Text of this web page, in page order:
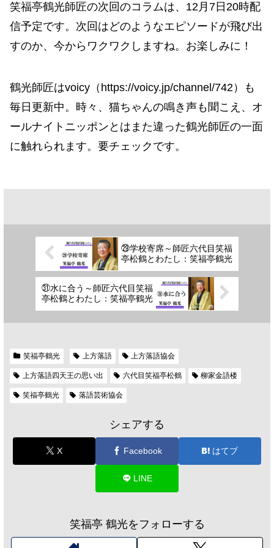
笑福亭鶴光師匠の次回のコラムは、12月7日20時配
信予定です。次回はどのようなエピソードが飛び出
すのか、今からワクワクしますね。お楽しみに！
鶴光師匠はvoicy（https://voicy.jp/channel/742）も
毎日更新中。時々、猫ちゃんの鳴き声も聞こえ、オ
ールナイトニッポンとはまた違った鶴光師匠の一面
に触れられます。要チェックです。
㉙学校寄席～師匠六代目笑福
亭松鶴とわたし：笑福亭鶴光
㉛水に合う～師匠六代目笑福
亭松鶴とわたし：笑福亭鶴光
笑福亭鶴光 上方落語 上方落語協会
上方落語四天王の思い出 六代目笑福亭松鶴 柳家金語楼
笑福亭鶴光 落語芸術協会
シェアする
X Facebook はてブ
LINE
笑福亭 鶴光をフォローする